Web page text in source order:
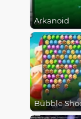
Arkanoid